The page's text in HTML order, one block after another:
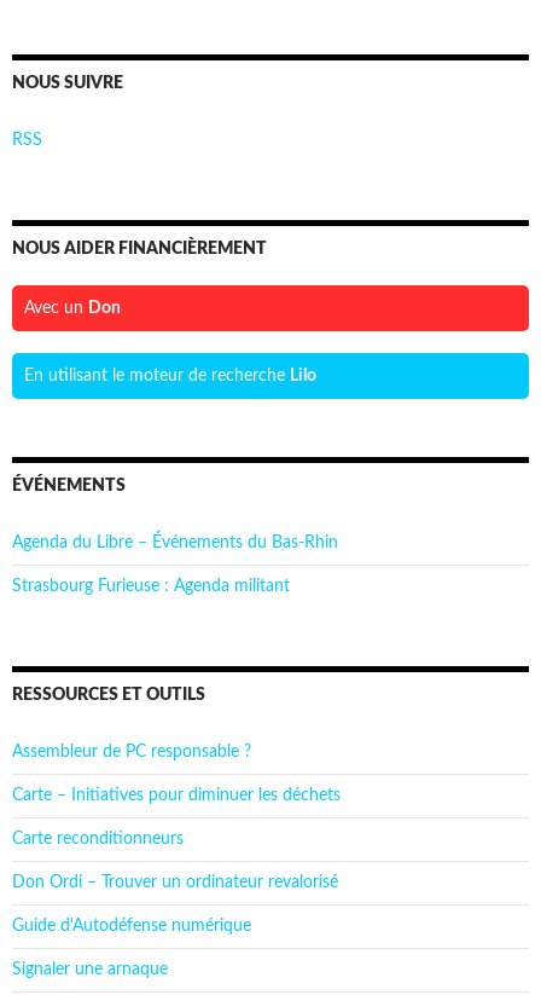
NOUS SUIVRE
RSS
NOUS AIDER FINANCIÈREMENT
Avec un Don
En utilisant le moteur de recherche Lilo
ÉVÉNEMENTS
Agenda du Libre – Événements du Bas-Rhin
Strasbourg Furieuse : Agenda militant
RESSOURCES ET OUTILS
Assembleur de PC responsable ?
Carte – Initiatives pour diminuer les déchets
Carte reconditionneurs
Don Ordi – Trouver un ordinateur revalorisé
Guide d'Autodéfense numérique
Signaler une arnaque